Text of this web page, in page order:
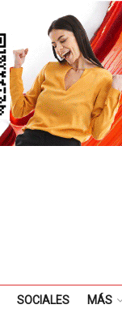
SOCIALES MÁS